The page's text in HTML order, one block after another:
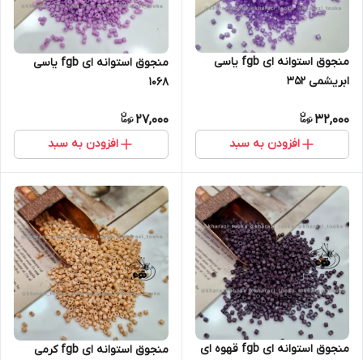
منجوق استوانه ای fgb یاسی
ابریشمی ۳۵۲
32,000
افزودن به سبد
منجوق استوانه ای fgb یاسی
۱۰۶۸
27,000
افزودن به سبد
منجوق استوانه ای fgb قهوه ای
منجوق استوانه ای fgb کرمی